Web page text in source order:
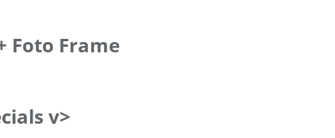
Foto Frame
v>